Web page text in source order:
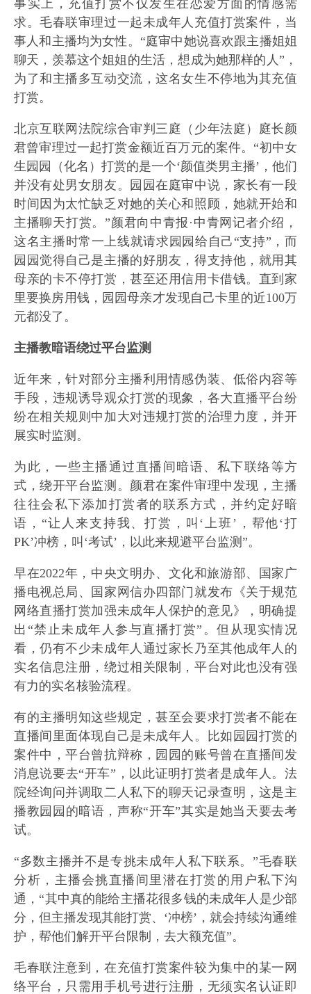
事实上，充值打赏不仅发生在恋爱方面的情感需
求。毛春联审理过一起未成年人充值打赏案件，当
事人和主播均为女性。“庭审中她说喜欢跟主播姐姐
聊天，羡慕这个姐姐的生活，想成为她那样的人”，
为了和主播多互动交流，这名女生不停地为其充值
打赏。
北京互联网法院综合审判三庭（少年法庭）庭长颜
君曾审理过一起打赏金额近百万元的案件。“初中女
生园园（化名）打赏的是一个‘颜值类男主播’，他们
并没有处男女朋友。园园在庭审中说，家长有一段
时间因为太忙缺乏对她的关心和照顾，她就开始和
主播聊天打赏。”颜君向中青报·中青网记者介绍，
这名主播时常一上线就请求园园给自己“支持”，而
园园觉得自己是主播的好朋友，得支持他，就用其
母亲的卡不停打赏，甚至还用信用卡借钱。直到家
里要换房用钱，园园母亲才发现自己卡里的近100万
元都没了。
主播教暗语绕过平台监测
近年来，针对部分主播利用情感伪装、低俗内容等
手段，违规诱导观众打赏的现象，各大直播平台纷
纷在相关规则中加大对违规打赏的治理力度，并开
展实时监测。
为此，一些主播通过直播间暗语、私下联络等方
式，绕开平台监测。颜君在案件审理中发现，主播
往往会私下添加打赏者的联系方式，并约定好暗
语，“让人来支持我、打赏，叫‘上班’，帮他‘打
PK’冲榜，叫‘考试’，以此来规避平台监测”。
早在2022年，中央文明办、文化和旅游部、国家广
播电视总局、国家网信办四部门就发布《关于规范
网络直播打赏加强未成年人保护的意见》，明确提
出“禁止未成年人参与直播打赏”。但从现实情况
看，仍有不少未成年人通过家长乃至其他成年人的
实名信息注册，绕过相关限制，平台对此也没有强
有力的实名核验流程。
有的主播明知这些规定，甚至会要求打赏者不能在
直播间里面体现自己是未成年人。比如园园打赏的
案件中，平台曾抗辩称，园园的账号曾在直播间发
消息说要去“开车”，以此证明打赏者是成年人。法
院经询问并调取二人私下的聊天记录查明，这是主
播教园园的暗语，声称“开车”其实是她当天要去考
试。
“多数主播并不是专挑未成年人私下联系。”毛春联
分析，主播会挑直播间里潜在打赏的用户私下沟
通，“其中真的能给主播花很多钱的未成年人是少部
分，但主播发现其能打赏、‘冲榜’，就会持续沟通维
护，帮他们解开平台限制，去大额充值”。
毛春联注意到，在充值打赏案件较为集中的某一网
络平台，只需用手机号进行注册，无须实名认证即